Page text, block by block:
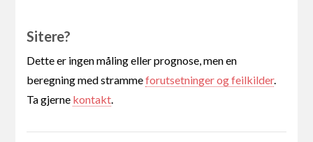
Sitere?
Dette er ingen måling eller prognose, men en
beregning med strammeforutsetninger og feilkilder.
Ta gjerne kontakt